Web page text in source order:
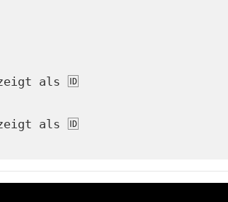
als 🆔
als 🆔